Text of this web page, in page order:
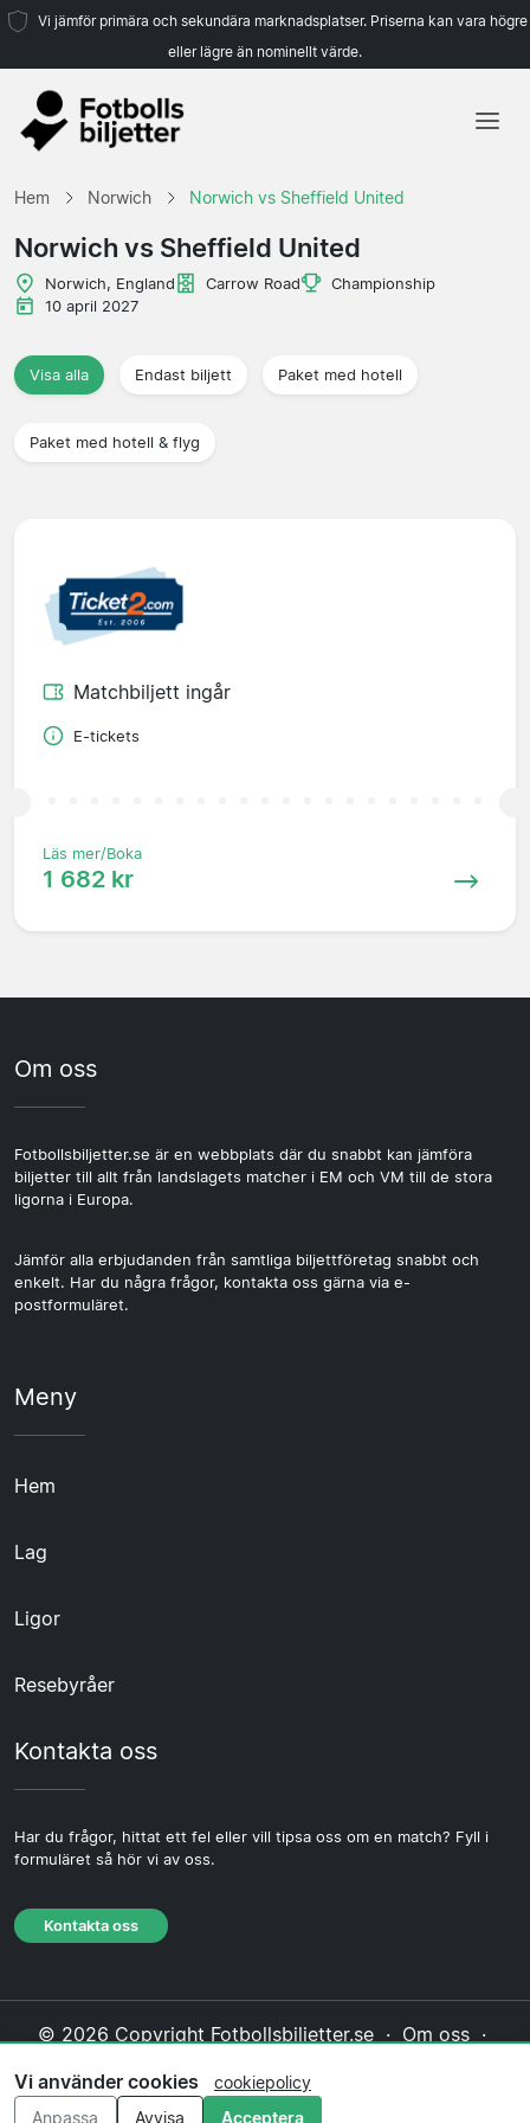
Vi jämför primära och sekundära marknadsplatser. Priserna kan vara högre
eller lägre än nominellt värde.
Hem Norwich Norwich vs Sheffield United
Norwich vs Sheffield United
Norwich, England Carrow Road
Championship
10 april 2027
Visa alla Endast biljett Paket med hotell
Paket med hotell & flyg
Matchbiljett ingår
E-tickets
Läs mer/Boka
1 682 kr
Om oss
Fotbollsbiljetter.se är en webbplats där du snabbt kan jämföra
biljetter till allt från landslagets matcher i EM och VM till de stora
ligorna i Europa.
Jämför alla erbjudanden från samtliga biljettföretag snabbt och
enkelt. Har du några frågor, kontakta oss gärna via e-
postformuläret.
Meny
Hem
Lag
Ligor
Resebyråer
Kontakta oss
Har du frågor, hittat ett fel eller vill tipsa oss om en match? Fyll i
formuläret så hör vi av oss.
Kontakta oss
© 2026 Copyright Fotbollsbiljetter.se · Om oss ·
Redaktionell policy
Vi använder cookies
cookiepolicy
Anpassa
Avvisa Acceptera